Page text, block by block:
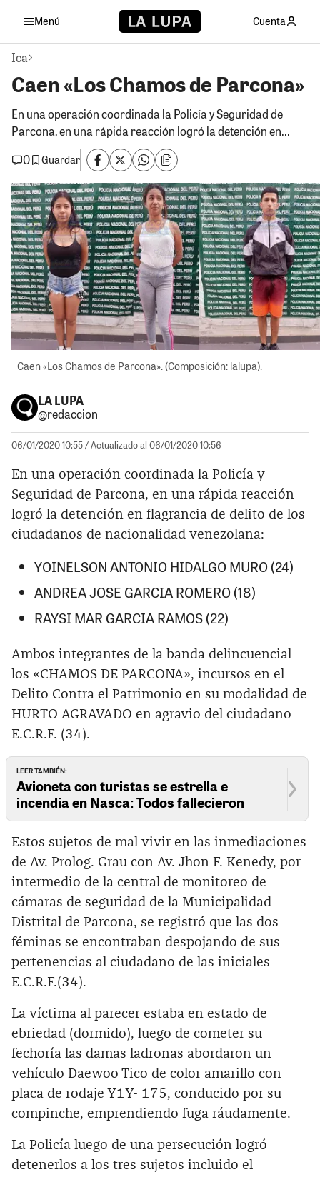
Menú Cuenta
Ica
Caen «Los Chamos de Parcona»
En una operación coordinada la Policía y Seguridad de
Parcona, en una rápida reacción logró la detención en...
0
Guardar
Caen «Los Chamos de Parcona». (Composición: lalupa).
LA LUPA
@redaccion
06/01/2020 10:55/ Actualizado al 06/01/2020 10:56
En una operación coordinada la Policía y
Seguridad de Parcona, en una rápida reacción
logró la detención en flagrancia de delito de los
ciudadanos de nacionalidad venezolana:
YOINELSON ANTONIO HIDALGO MURO (24)
ANDREA JOSE GARCIA ROMERO (18)
RAYSI MAR GARCIA RAMOS (22)
Ambos integrantes de la banda delincuencial
los «CHAMOS DE PARCONA», incursos en el
Delito Contra el Patrimonio en su modalidad de
HURTO AGRAVADO en agravio del ciudadano
E.C.R.F. (34).
LEER TAMBIÉN:
Avioneta con turistas se estrella e
incendia en Nasca: Todos fallecieron
Estos sujetos de mal vivir en las inmediaciones
de Av. Prolog. Grau con Av. Jhon F. Kenedy, por
intermedio de la central de monitoreo de
cámaras de seguridad de la Municipalidad
Distrital de Parcona, se registró que las dos
féminas se encontraban despojando de sus
pertenencias al ciudadano de las iniciales
E.C.R.F.(34).
La víctima al parecer estaba en estado de
ebriedad (dormido), luego de cometer su
fechoría las damas ladronas abordaron un
vehículo Daewoo Tico de color amarillo con
placa de rodaje Y1Y- 175, conducido por su
compinche, emprendiendo fuga ráudamente.
La Policía luego de una persecución logró
detenerlos a los tres sujetos incluido el